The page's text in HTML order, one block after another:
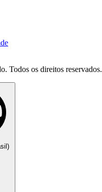
Todos os direitos reservados.